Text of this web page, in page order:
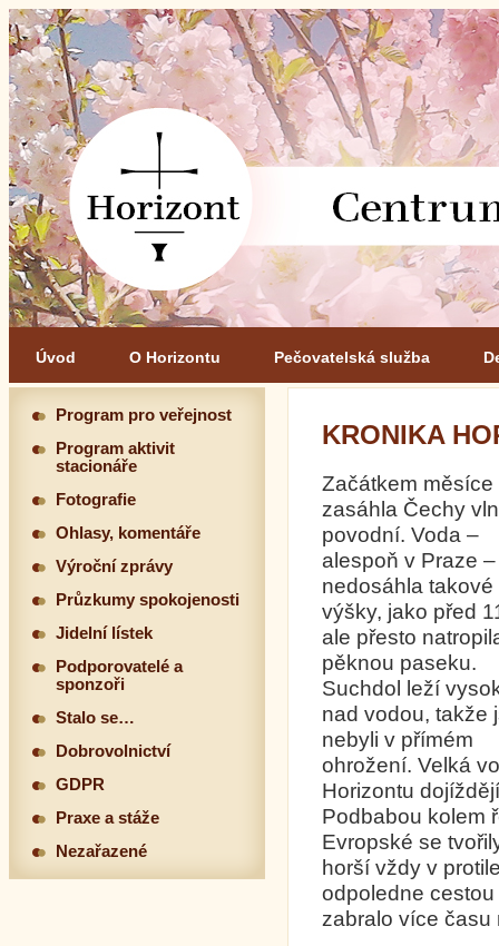
Úvod O Horizontu Pečovatelská služba
KRONIKA
Začátkem měsíce
zasáhla Čechy
povodní. Voda –
alespoň v Praze –
nedosáhla takové
výšky, jako před
ale přesto
pěknou paseku.
Suchdol leží
nad vodou, takže
nebyli v přímém
ohrožení. Velká
Horizontu
Podbabou kolem
Evropské se
horší vždy v
odpoledne
zabralo více času
Program pro veřejnost
Program aktivit
stacionáře
Fotografie
Ohlasy, komentáře
Výroční zprávy
Průzkumy spokojenosti
Jidelní lístek
Podporovatelé a
sponzoři
Stalo se…
Dobrovolnictví
GDPR
Praxe a stáže
Nezařazené